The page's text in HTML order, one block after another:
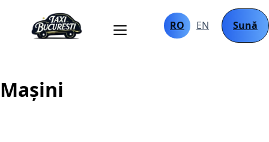
RO EN Sună
Mașini